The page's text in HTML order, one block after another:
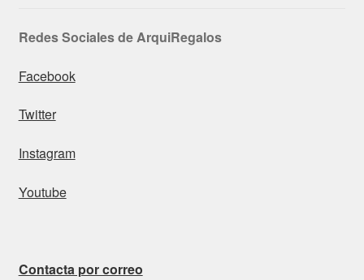
Redes Sociales de ArquiRegalos
Facebook
Twitter
Instagram
Youtube
Contacta por correo